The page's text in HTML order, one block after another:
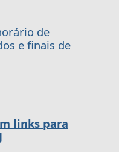
de
e finais de
links para